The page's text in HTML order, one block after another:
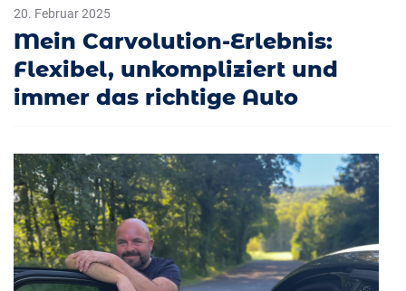
20. Februar 2025
Mein Carvolution-Erlebnis:
Flexibel, unkompliziert und
immer das richtige Auto